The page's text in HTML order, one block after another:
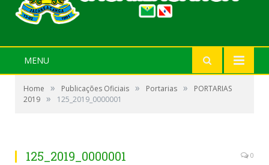
MENU
Home » Publicações Oficiais » Portarias »
PORTARIAS
2019 » 125_2019_0000001
125_2019_0000001 0